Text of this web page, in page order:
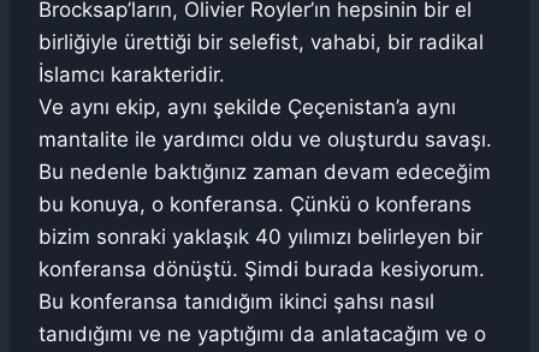
Brocksap’ların, Olivier Royler’ın hepsinin bir el
birliğiyle ürettiği bir selefist, vahabi, bir radikal
İslamcı karakteridir.
Ve aynı ekip, aynı şekilde Çeçenistan’a aynı
mantalite ile yardımcı oldu ve oluşturdu savaşı.
Bu nedenle baktığınız zaman devam edeceğim
bu konuya, o konferansa. Çünkü o konferans
bizim sonraki yaklaşık 40 yılımızı belirleyen bir
konferansa dönüştü. Şimdi burada kesiyorum.
Bu konferansa tanıdığım ikinci şahsı nasıl
tanıdığımı ve ne yaptığımı da anlatacağım ve o